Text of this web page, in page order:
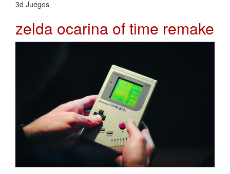
3d Juegos
zelda ocarina of time remake